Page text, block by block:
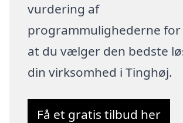
vurdering af
programmulighederne for
at du vælger den bedste
din virksomhed i Tinghøj.
Få et gratis tilbud her